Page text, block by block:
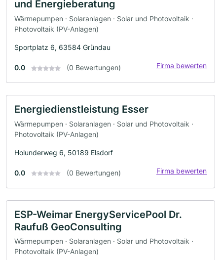
und Energieberatung
Wärmepumpen · Solaranlagen · Solar und Photovoltaik ·
Photovoltaik (PV-Anlagen)
Sportplatz 6, 63584 Gründau
0.0 (0 Bewertungen) Firma bewerten
Energiedienstleistung Esser
Wärmepumpen · Solaranlagen · Solar und Photovoltaik ·
Photovoltaik (PV-Anlagen)
Holunderweg 6, 50189 Elsdorf
0.0 (0 Bewertungen) Firma bewerten
ESP-Weimar EnergyServicePool Dr.
Raufuß GeoConsulting
Wärmepumpen · Solaranlagen · Solar und Photovoltaik ·
Photovoltaik (PV-Anlagen)